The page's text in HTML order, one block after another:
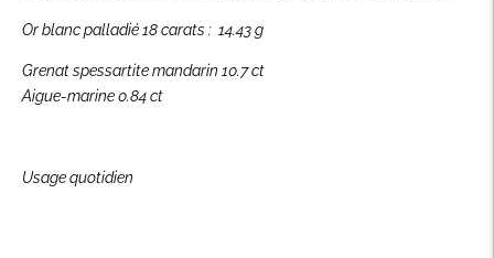
Or blanc palladié 18 carats : 14.43 g
Grenat spessartite mandarin 10.7 ct
Aigue-marine 0.84 ct
Usage quotidien